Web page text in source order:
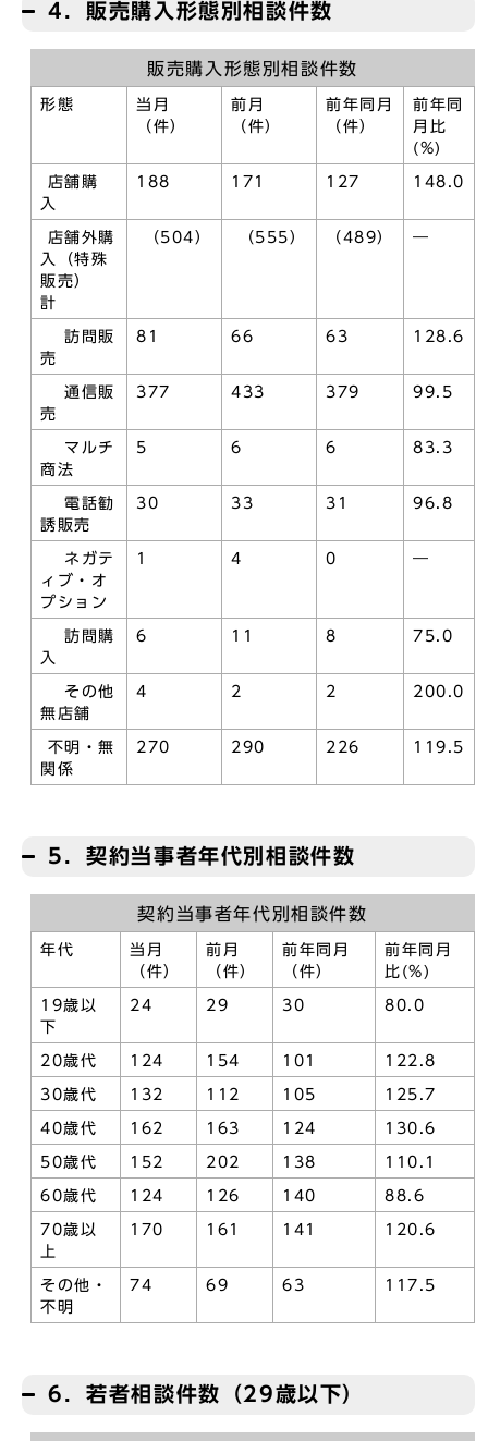
4．販売購入形態別相談件数
販売購入形態別相談件数
形態
当月
（件）
前月
（件）
前年同月
（件）
前年同
月比
(%)
店舗購
入
188 171 127 148.0
店舗外購
入（特殊
販売）
計
（504） （555） （489） ―
訪問販
売
81 66 63 128.6
通信販
売
377 433 379 99.5
マルチ
商法
5 6 6 83.3
電話勧
誘販売
30 33 31 96.8
ネガテ
ィブ・オ
プション
1 4 0 ―
訪問購
入
6 11 8 75.0
その他
無店舗
4 2 2 200.0
不明・無
関係
270 290 226 119.5
5．契約当事者年代別相談件数
契約当事者年代別相談件数
年代
当月
（件）
前月
（件）
前年同月
（件）
前年同月
比(%)
19歳以
下
24 29 30 80.0
20歳代 124 154 101 122.8
30歳代 132 112 105 125.7
40歳代 162 163 124 130.6
50歳代 152 202 138 110.1
60歳代 124 126 140 88.6
70歳以
上
170 161 141 120.6
その他・
不明
74 69 63 117.5
6．若者相談件数（29歳以下）